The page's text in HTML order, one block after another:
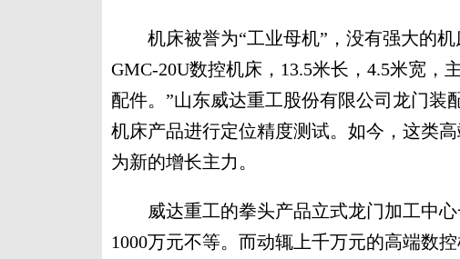
机床被誉为“工业母机”，没有强大的机
GMC-20U数控机床，13.5米长，4.5米宽，
配件。”山东威达重工股份有限公司龙门装
机床产品进行定位精度测试。如今，这类
为新的增长主力。
威达重工的拳头产品立式龙门加工中心
1000万元不等。而动辄上千万元的高端数